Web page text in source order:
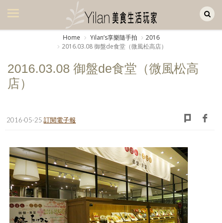
美食集
廚房集
旅遊集
書房集
日記簿
餐桌週記
享樂隨手拍
Home Yilanʼs享樂隨手拍
2016
2016.03.08 御盤de食堂（微風松高店）
2016.03.08 御盤de食堂（微風松高
店）
2016-05-25 訂閱電子報